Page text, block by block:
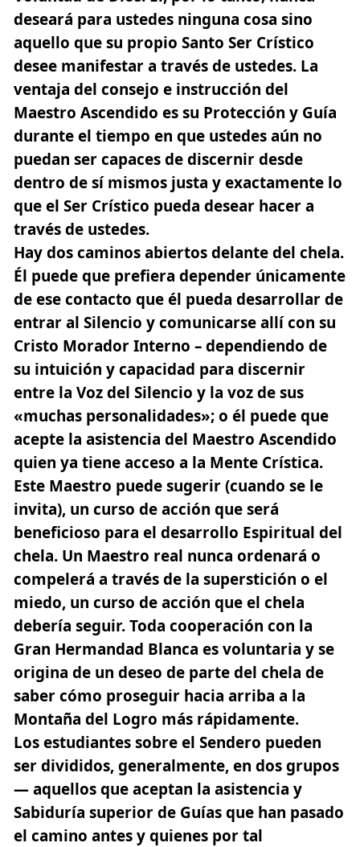
deseará para ustedes ninguna cosa sino
aquello que su propio Santo Ser Crístico
desee manifestar a través de ustedes. La
ventaja del consejo e instrucción del
Maestro Ascendido es su Protección y Guía
durante el tiempo en que ustedes aún no
puedan ser capaces de discernir desde
dentro de sí mismos justa y exactamente lo
que el Ser Crístico pueda desear hacer a
través de ustedes.
Hay dos caminos abiertos delante del chela.
Él puede que prefiera depender únicamente
de ese contacto que él pueda desarrollar de
entrar al Silencio y comunicarse allí con su
Cristo Morador Interno – dependiendo de
su intuición y capacidad para discernir
entre la Voz del Silencio y la voz de sus
«muchas personalidades»; o él puede que
acepte la asistencia del Maestro Ascendido
quien ya tiene acceso a la Mente Crística.
Este Maestro puede sugerir (cuando se le
invita), un curso de acción que será
beneficioso para el desarrollo Espiritual del
chela. Un Maestro real nunca ordenará o
compelerá a través de la superstición o el
miedo, un curso de acción que el chela
debería seguir. Toda cooperación con la
Gran Hermandad Blanca es voluntaria y se
origina de un deseo de parte del chela de
saber cómo proseguir hacia arriba a la
Montaña del Logro más rápidamente.
Los estudiantes sobre el Sendero pueden
ser divididos, generalmente, en dos grupos
— aquellos que aceptan la asistencia y
Sabiduría superior de Guías que han pasado
el camino antesy quienes por tal